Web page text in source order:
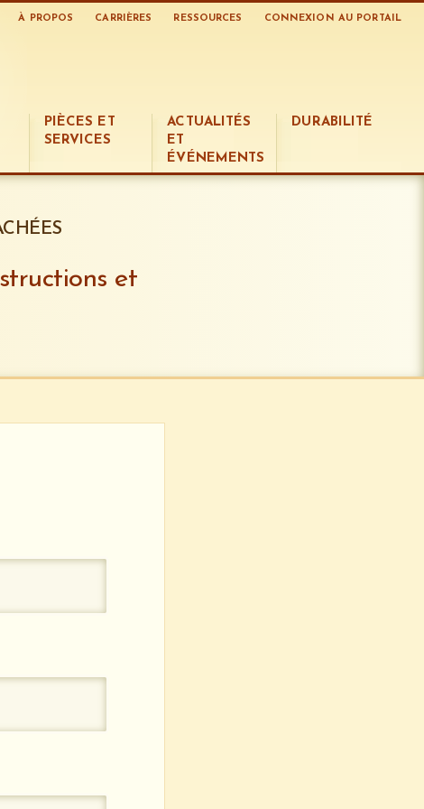
À PROPOS CARRIÈRES RESSOURCES CONNEXION AU PORTAIL
PIÈCES ET
SERVICES
ACTUALITÉS
ET
ÉVÉNEMENTS
DURABILITÉ
et